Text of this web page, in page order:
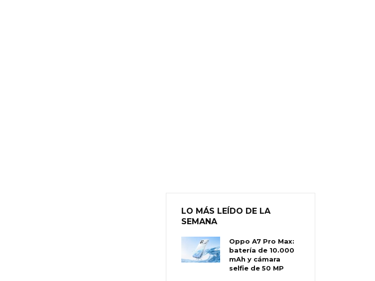
LO MÁS LEÍDO DE LA
SEMANA
Oppo A7 Pro Max:
batería de 10.000
mAh y cámara
selfie de 50 MP